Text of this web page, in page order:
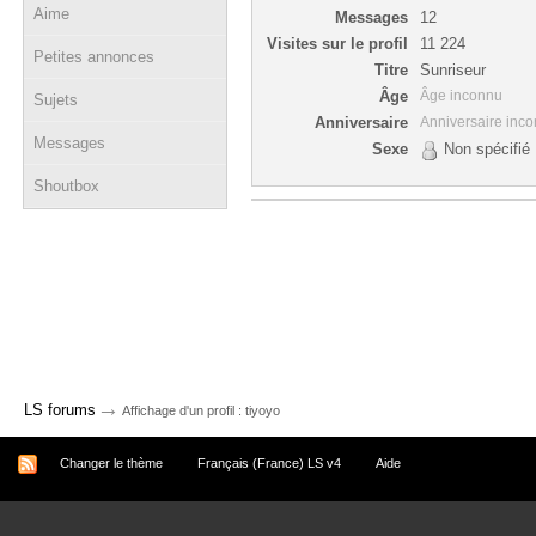
Aime
Petites annonces
Sujets
Messages
Shoutbox
Messages
12
Visites sur le profil
11 224
Titre
Sunriseur
Âge
Âge inconnu
Anniversaire Anniversaire
Sexe Non spécifié
LS forums → Affichage d'un profil : tiyoyo
Changer le thème Français (France) LS v4 Aide